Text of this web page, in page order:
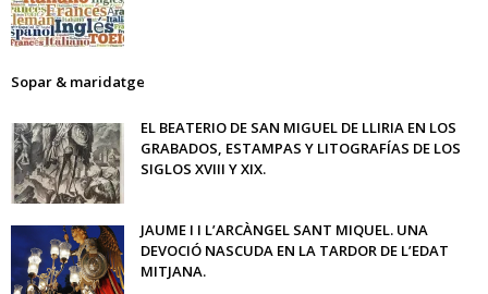
Sopar & maridatge
EL BEATERIO DE SAN MIGUEL DE LLIRIA EN LOS
GRABADOS, ESTAMPAS Y LITOGRAFÍAS DE LOS
SIGLOS XVIII Y XIX.
JAUME I I L’ARCÀNGEL SANT MIQUEL. UNA
DEVOCIÓ NASCUDA EN LA TARDOR DE L’EDAT
MITJANA.